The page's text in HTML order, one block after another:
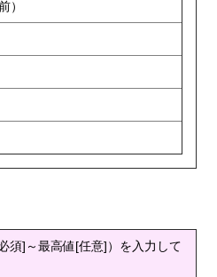
）
須]～最高値[任意]）を入力して